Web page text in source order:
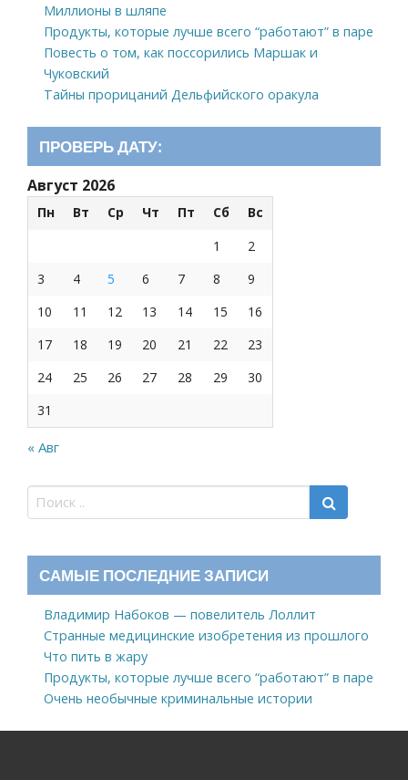
Миллионы в шляпе
Продукты, которые лучше всего “работают” в паре
Повесть о том, как поссорились Маршак и
Чуковский
Тайны прорицаний Дельфийского оракула
ПРОВЕРЬ ДАТУ:
Август 2026
Пн Вт Ср Чт Пт Сб
Вс
1
2
3
4 5 6 7 8
9
10
11 12 13 14 15
16
17
18 19 20 21 22
23
24
25 26 27 28 29
30
31
« Авг
САМЫЕ ПОСЛЕДНИЕ ЗАПИСИ
Владимир Набоков — повелитель Лоллит
Странные медицинские изобретения из прошлого
Что пить в жару
Продукты, которые лучше всего “работают” в паре
Очень необычные криминальные истории